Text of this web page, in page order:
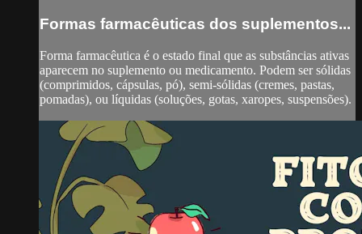
Formas farmacêuticas dos suplementos...
Forma farmacêutica é o estado final que as substâncias ativas
aparecem no suplemento ou medicamento. Podem ser sólidas
(comprimidos, cápsulas, pó), semi-sólidas (cremes, pastas,
pomadas), ou líquidas (soluções, gotas, xaropes, suspensões).